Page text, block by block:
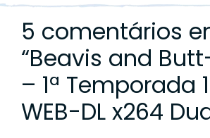
5 comentários
“Beavis and
– 1ª Temporada
WEB-DL x264